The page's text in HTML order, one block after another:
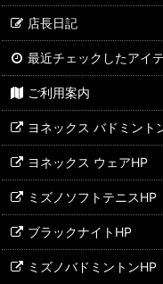
店長日記
最近チェックしたアイ
ご利用案内
ヨネックス バドミント
ヨネックス ウェアHP
ミズノソフトテニスHP
ブラックナイトHP
ミズノバドミントンHP